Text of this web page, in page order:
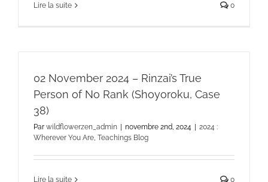
Lire la suite 0
02 November 2024 – Rinzai’s True
Person of No Rank (Shoyoroku, Case
38)
Par wildflowerzen_admin | novembre 2nd, 2024 | 2024 :
Wherever You Are Teachings Blog
Lire la suite 0